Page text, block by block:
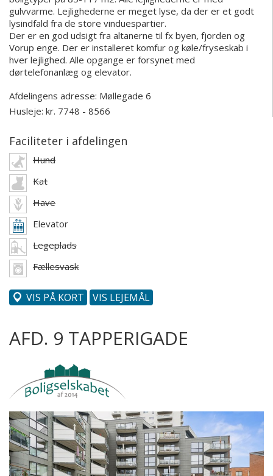
gulvvarme. Lejlighederne er meget lyse, da der er et godt
lysindfald fra de store vinduespartier.
Der er en god udsigt fra altanerne til fx byen, fjorden og
Vorup enge. Der er installeret komfur og køle/fryseskab i
hver lejlighed. Alle opgange er forsynet med
dørtelefonanlæg og elevator.
Afdelingens adresse: Møllegade 6
Husleje: kr. 7748 - 8566
Faciliteter i afdelingen
Hund
Kat
Have
Elevator
Legeplads
Fællesvask
VIS PÅ KORT VIS LEJEMÅL
AFD. 9 TAPPERIGADE